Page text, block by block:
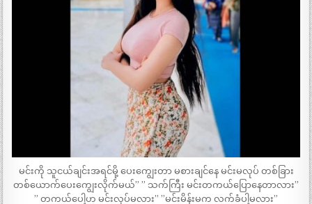
မင်းကို သူငယ်ချင်းအရင်မို့ ပေးကျွေးတာ မစားချင်နေ မင်းမလုပ် တစ်ခြား
တစ်ယောက်ပေးကျွေးလိုက်မယ်” ” သက်ကြီး မင်းတကယ်ပြောနေတာလား”
” တကယ်ပေါ့ဟ မင်းလုပ်မလား” ”မင်းမိန်းမက လက်ခံပါ့မလား”